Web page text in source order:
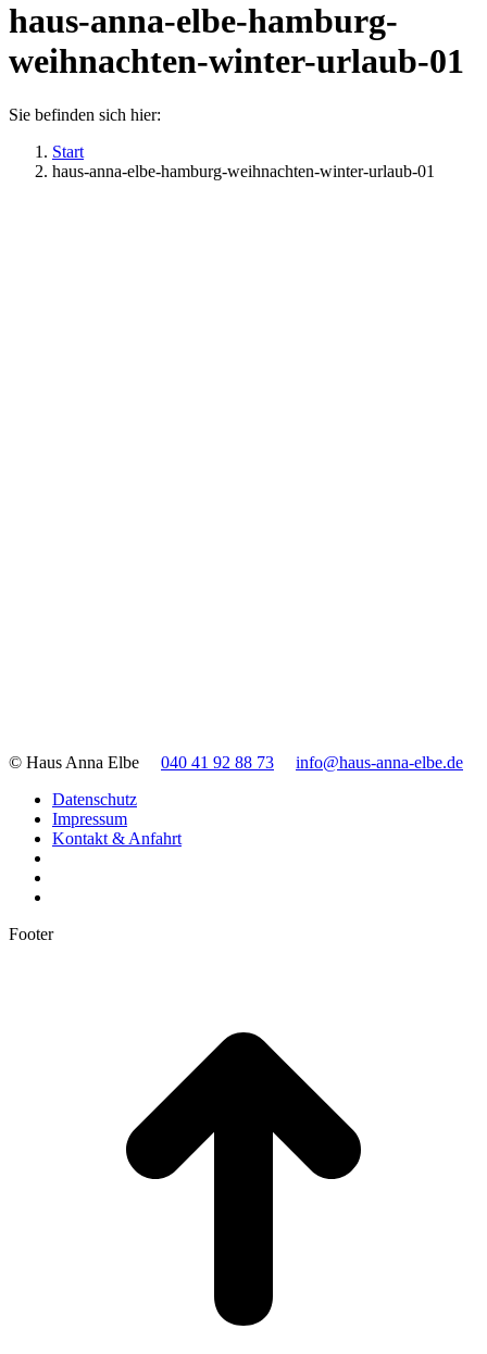
haus-anna-elbe-hamburg-
weihnachten-winter-urlaub-01
Sie befinden sich hier:
Start
haus-anna-elbe-hamburg-weihnachten-winter-urlaub-01
© Haus Anna Elbe 040 41 92 88 73
info@haus-anna-elbe.de
Datenschutz
Impressum
Kontakt & Anfahrt
Footer